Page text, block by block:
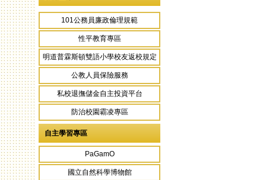
101公務員廉政倫理規範
性平教育專區
明道普霖斯頓雙語小學校友返校規定
公教人員保險服務
私校退撫儲金自主投資平台
防治校園霸凌專區
自主學習專區
PaGamO
國立自然科學博物館